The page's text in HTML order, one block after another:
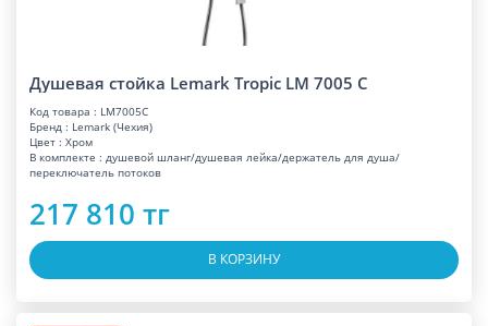
Душевая стойка Lemark Tropic LM 7005 C
Код товара : LM7005C
Бренд : Lemark (Чехия)
Цвет : Хром
В комплекте : душевой шланг/душевая лейка/держатель для душа/
переключатель потоков
217 810 тг
В КОРЗИНУ